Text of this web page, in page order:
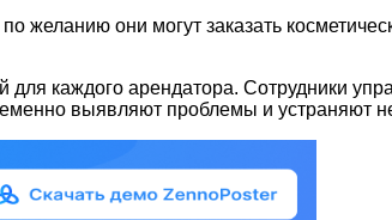
желанию они могут заказать
каждого арендатора. Сотрудники
выявляют проблемы и устраняют